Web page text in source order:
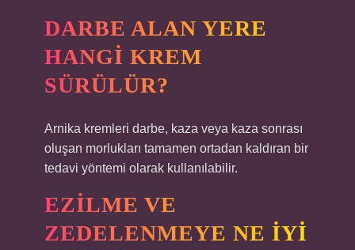
DARBE ALAN YERE
HANGI KREM
SÜRÜLÜR?
Arnika kremleri darbe, kaza veya kaza sonrası
oluşan morlukları tamamen ortadan kaldıran bir
tedavi yöntemi olarak kullanılabilir.
EZILME VE
ZEDELENMEYE NE IYI